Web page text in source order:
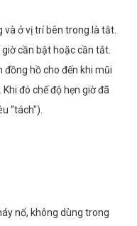
và ở vị trí bên trong là tắt.
cần bật hoặc cần tắt.
đồng hồ cho đến khi mũi
đó chế độ hẹn giờ đã
“tách").
nổ, không dùng trong